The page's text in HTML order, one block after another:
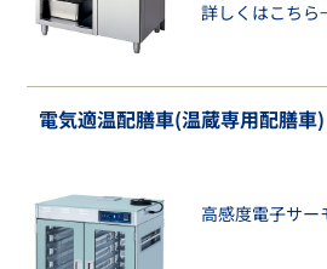
詳しくはこち
電気適温配膳車(温蔵専用配膳車)
高感度電子サー